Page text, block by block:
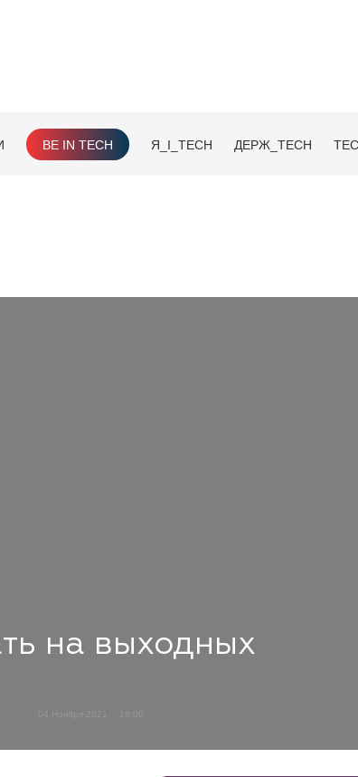
BE IN TECH Я_І_TECH ДЕРЖ_TECH
на выходных
04 Ноября 2021